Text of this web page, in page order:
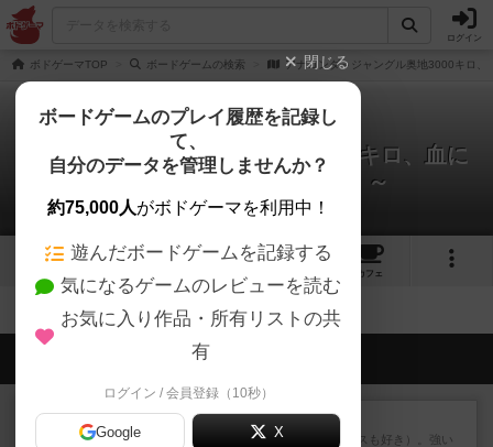
ログイン
ボドゲーマTOP ボードゲームの検索 アナコンダ～ジャングル奥地3000キロ、
アナコンダ～ジャングル奥地3000キロ、血に
飢えた人喰い蛇を見た！！～
拡張/関連作品 0件
1 1
カフェ
会員の新しい投稿
レビュー マスクメン
マスクメンすごい好き（プロレスも好き）。強い
閉じる
ボードゲームのプレイ履歴を記録し
て、
自分のデータを管理しませんか？
約75,000人がボドゲーマを利用中！
遊んだボードゲームを記録する
気になるゲームのレビューを読む
お気に入り作品・所有リストの共
有
ログイン / 会員登録（10秒）
Google X